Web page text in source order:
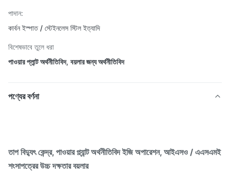
পাদান:
কার্বন ইস্পাত / স্টেইনলেস স্টিল ইত্যাদি
বিশেষভাবে তুলে ধরা
পাওয়ার প্লান্ট অর্থনীতিবিদ, বয়লার জন্য অর্থনীতিবিদ
পণ্যের বর্ণনা
তাপ বিদ্যুৎ কেন্দ্র, পাওয়ার প্ল্যান্ট অর্থনীতিবিদ ইজি অপারেশন, আইএসও / এএসএমই
শংসাপত্রের উচ্চ দক্ষতার বয়লার